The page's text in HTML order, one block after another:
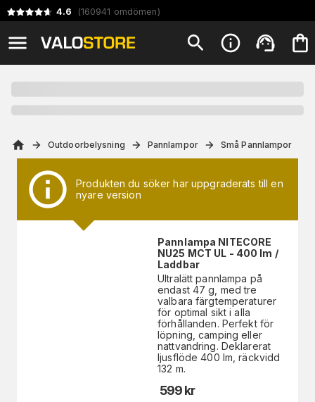
4.6 (160941 omdömen)
Outdoorbelysning Pannlampor Små Pannlampor
Produkten du söker har uppgraderats till en
nyare version
Pannlampa NITECORE
NU25 MCT UL - 400 lm /
Laddbar
Ultralätt pannlampa på
endast 47 g, med tre
valbara färgtemperaturer
för optimal sikt i alla
förhållanden. Perfekt för
löpning, camping eller
nattvandring. Deklarerat
ljusflöde 400 lm, räckvidd
132 m.
599 kr